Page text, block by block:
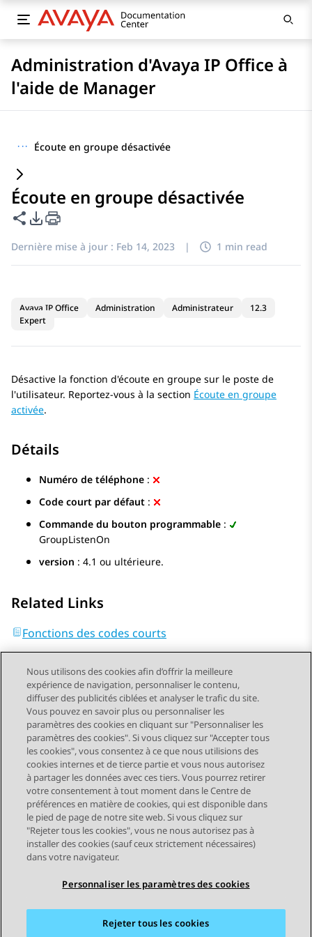
Administration d'Avaya IP Office à
l'aide de Manager
··· Écoute en groupe désactivée
Écoute en groupe désactivée
Partager cette page
Options d'exportation PDF
Dernière mise à jour : Feb 14, 2023 | 1 min read
Avaya IP Office Administration Administrateur
12.3
Expert
Désactive la fonction d'écoute en groupe sur le poste de
l'utilisateur. Reportez-vous à la section Écoute en groupe
activée.
Détails
Numéro de téléphone :
Code court par défaut :
Commande du bouton programmable :
GroupListenOn
version : 4.1 ou ultérieure.
Related Links
Fonctions des codes courts
Send Feedback
Navigation par sujet
Sujet précédent Sujet suivant
STAY CONNECTED
Conditions d'utilisation
Nous utilisons des cookies afin d’offrir la meilleure
expérience de navigation, personnaliser le contenu,
diffuser des publicités ciblées et analyser le trafic du site.
Vous pouvez en savoir plus ou personnaliser les
paramètres des cookies en cliquant sur "Personnaliser les
paramètres des cookies". Si vous cliquez sur "Accepter tous
les cookies", vous consentez à ce que nous utilisions des
cookies internes et de tierce partie et vous nous autorisez
à partager les données avec ces tiers. Vous pourrez retirer
votre consentement à tout moment dans le Centre de
préférences en matière de cookies, qui est disponible dans
le pied de page de notre site web. Si vous cliquez sur
"Rejeter tous les cookies", vous ne nous autorisez pas à
installer des cookies (sauf ceux strictement nécessaires)
dans votre navigateur.
Personnaliser les paramètres des cookies
Rejeter tous les cookies